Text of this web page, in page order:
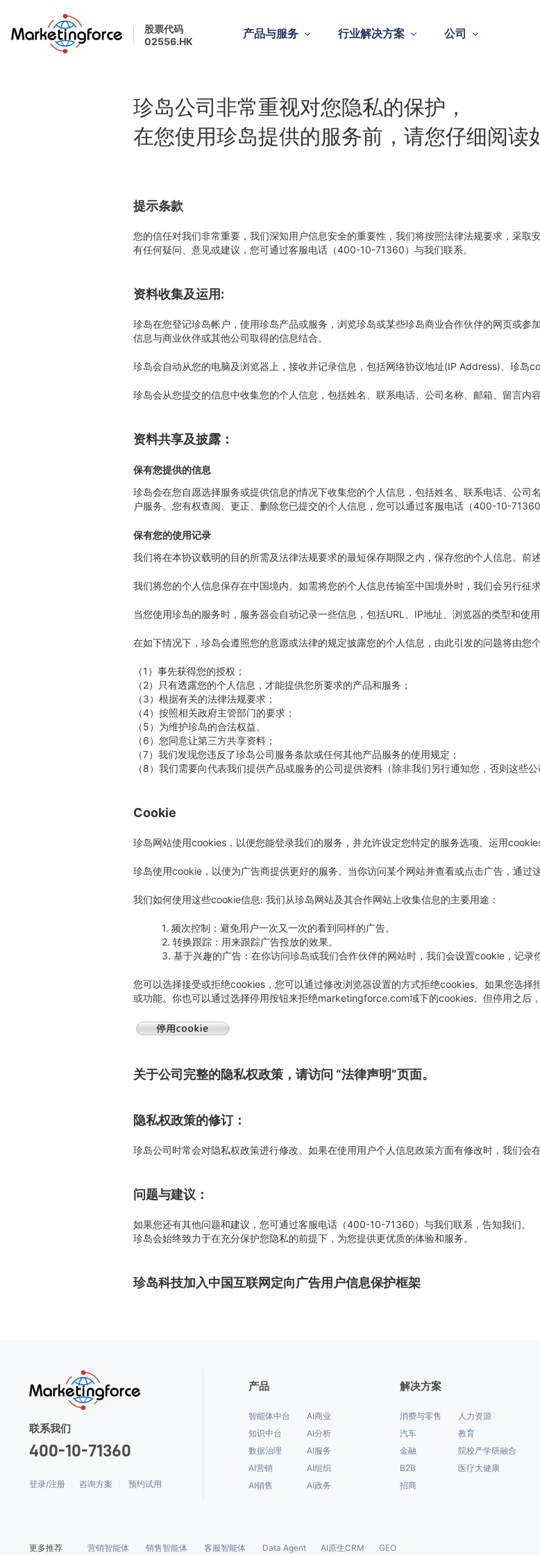
股票代码
02556.HK
产品与服务 行业解决方案 公司
珍岛公司非常重视对您隐私的保护，
在您使用珍岛提供的服务前，请您仔细阅读
提示条款
您的信任对我们非常重要，我们深知用户信息安全的重要性，我们将按照法律法规要求，采取
有任何疑问、意见或建议，您可通过客服电话（400-10-71360）与我们联系。
资料收集及运用:
珍岛在您登记珍岛帐户，使用珍岛产品或服务，浏览珍岛或某些珍岛商业合作伙伴的网页或参
信息与商业伙伴或其他公司取得的信息结合。
珍岛会自动从您的电脑及浏览器上，接收并记录信息，包括网络协议地址(IP Address)、珍岛
珍岛会从您提交的信息中收集您的个人信息，包括姓名、联系电话、公司名称、邮箱、留言内容
资料共享及披露：
保有您提供的信息
珍岛会在您自愿选择服务或提供信息的情况下收集您的个人信息，包括姓名、联系电话、公司
户服务。您有权查阅、更正、删除您已提交的个人信息，您可以通过客服电话（400-10-71360
保有您的使用记录
我们将在本协议载明的目的所需及法律法规要求的最短保存期限之内，保存您的个人信息。前
我们将您的个人信息保存在中国境内。如需将您的个人信息传输至中国境外时，我们会另行征
当您使用珍岛的服务时，服务器会自动记录一些信息，包括URL、IP地址、浏览器的类型和使
在如下情况下，珍岛会遵照您的意愿或法律的规定披露您的个人信息，由此引发的问题将由您
（1）事先获得您的授权；
（2）只有透露您的个人信息，才能提供您所要求的产品和服务；
（3）根据有关的法律法规要求；
（4）按照相关政府主管部门的要求；
（5）为维护珍岛的合法权益。
（6）您同意让第三方共享资料；
（7）我们发现您违反了珍岛公司服务条款或任何其他产品服务的使用规定；
（8）我们需要向代表我们提供产品或服务的公司提供资料（除非我们另行通知您，否则这些
Cookie
珍岛网站使用cookies，以便您能登录我们的服务，并允许设定您特定的服务选项。运用
珍岛使用cookie，以便为广告商提供更好的服务。当你访问某个网站并查看或点击广告，通过
我们如何使用这些cookie信息: 我们从珍岛网站及其合作网站上收集信息的主要用途：
1. 频次控制：避免用户一次又一次的看到同样的广告。
2. 转换跟踪：用来跟踪广告投放的效果。
3. 基于兴趣的广告：在你访问珍岛或我们合作伙伴的网站时，我们会设置cookie，记录
您可以选择接受或拒绝cookies，您可以通过修改浏览器设置的方式拒绝cookies。如果您选
或功能。你也可以通过选择停用按钮来拒绝marketingforce.com域下的cookies。但停用之后
关于公司完整的隐私权政策，请访问 “法律声明”页面。
隐私权政策的修订：
珍岛公司时常会对隐私权政策进行修改。如果在使用用户个人信息政策方面有修改时，我们会
问题与建议：
如果您还有其他问题和建议，您可通过客服电话（400-10-71360）与我们联系，告知我们。
珍岛会始终致力于在充分保护您隐私的前提下，为您提供更优质的体验和服务。
珍岛科技加入中国互联网定向广告用户信息保护框架
联系我们
400-10-71360
登录/注册 咨询方案 预约试用
产品
智能体中台
知识中台
数据治理
AI营销
AI销售
AI商业
AI分析
AI服务
AI组织
AI政务
解决方案
消费与零售
汽车
金融
B2B
招商
人力资源
教育
院校产学研融合
医疗大健康
更多推荐 营销智能体 销售智能体 客服智能体 Data Agent AI原生CRM GEO